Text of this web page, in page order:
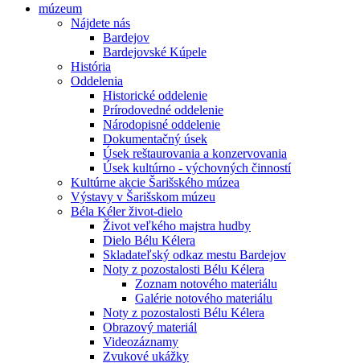
múzeum
Nájdete nás
Bardejov
Bardejovské Kúpele
História
Oddelenia
Historické oddelenie
Prírodovedné oddelenie
Národopisné oddelenie
Dokumentačný úsek
Úsek reštaurovania a konzervovania
Úsek kultúrno - výchovných činností
Kultúrne akcie Šarišského múzea
Výstavy v Šarišskom múzeu
Béla Kéler život-dielo
Život veľkého majstra hudby
Dielo Bélu Kélera
Skladateľský odkaz mestu Bardejov
Noty z pozostalosti Bélu Kélera
Zoznam notového materiálu
Galérie notového materiálu
Noty z pozostalosti Bélu Kélera
Obrazový materiál
Videozáznamy
Zvukové ukážky